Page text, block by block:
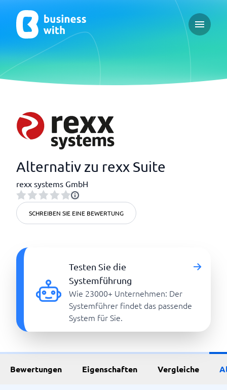
Open
Alternativ zu rexx Suite
rexx systems GmbH
SCHREIBEN SIE EINE BEWERTUNG
Testen Sie die
Systemführung
Wie 23000+ Unternehmen: Der
Systemführer findet das passende
System für Sie.
Bewertungen Eigenschaften Vergleiche